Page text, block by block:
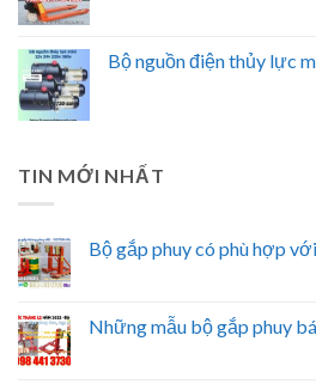
Bộ nguồn điện thủy lực
TIN MỚI NHẤT
Bộ gắp phuy có phù hợp
Những mẫu bộ gắp phuy